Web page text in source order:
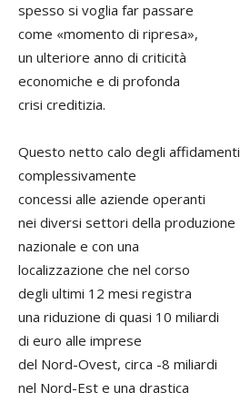
spesso si voglia far passare
come «momento di ripresa»,
un ulteriore anno di criticità
economiche e di profonda
crisi creditizia.
Questo netto calo degli affidamenti
complessivamente
concessi alle aziende operanti
nei diversi settori della produzione
nazionale e con una
localizzazione che nel corso
degli ultimi 12 mesi registra
una riduzione di quasi 10 miliardi
di euro alle imprese
del Nord-Ovest, circa -8 miliardi
nel Nord-Est e una drastica